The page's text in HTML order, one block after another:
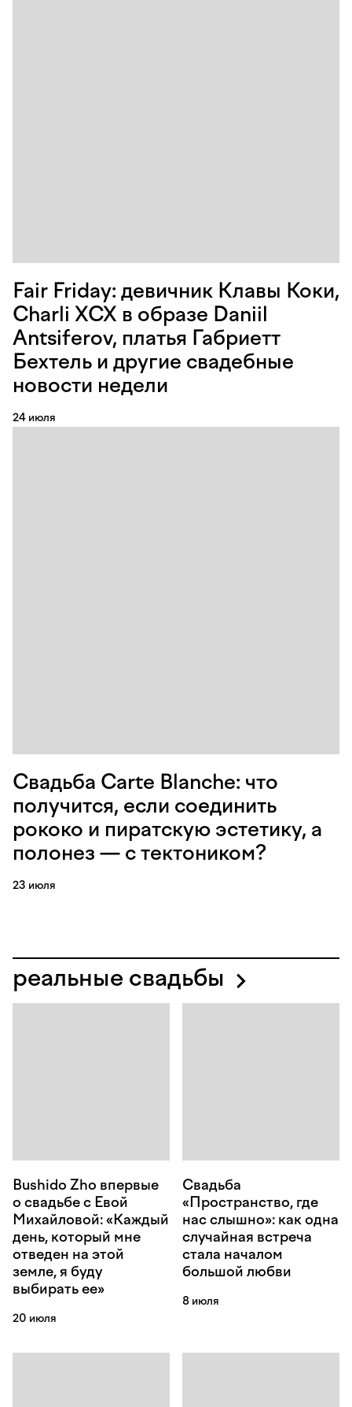
Fair Friday: девичник Клавы Коки,
Charli XCX в образе Daniil
Antsiferov, платья Габриетт
Бехтель и другие свадебные
новости недели
24 июля
Свадьба Carte Blanche: что
получится, если соединить
рококо и пиратскую эстетику, а
полонез — с тектоником?
23 июля
реальные свадьбы
Bushido Zho впервые
о свадьбе с Евой
Михайловой: «Каждый
день, который мне
отведен на этой
земле, я буду
выбирать ее»
20 июля
Свадьба
«Пространство, где
нас слышно»: как одна
случайная встреча
стала началом
большой любви
8 июля